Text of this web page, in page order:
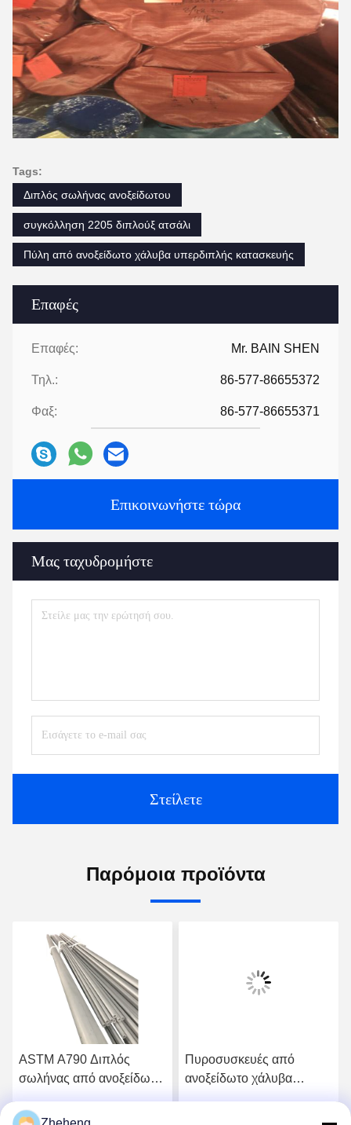
Επαφές
Επαφές: Mr. BAIN SHEN
Τηλ.: 86-577-86655372
Φαξ: 86-577-86655371
Επικοινωνήστε τώρα
Μας ταχυδρομήστε
Στείλετε
Tags:
Διπλός σωλήνας ανοξείδωτου
συγκόλληση 2205 διπλούξ ατσάλι
Πύλη από ανοξείδωτο χάλυβα υπερδιπλής κατασκευής
Παρόμοια προϊόντα
ASTM A790 Διπλός
σωλήνας από ανοξείδωτο
αντοχή στη διασφαιρική
Πυροσυσκευές από
ανοξείδωτο χάλυβα